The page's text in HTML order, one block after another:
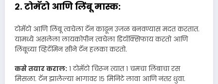
२. टोमॅटो आणि लिंबू मास्क:
टोमॅटो आणि लिंबू त्वचेला टॅन काढून उजळ बनवण्यास मदत करतात.
यामध्ये असलेला लायकोपीन त्वचेला डिटॉक्सिफाय करतो आणि
लिंबूच्या व्हिटॅमिन सीने टॅन हलका करतो.
कसे तयार कराल: १ टोमॅटो चिरून त्यात १ चमचा लिंबाचा रस
मिसळा. टॅन झालेल्या भागावर १५ मिनिटे लावा आणि नंतर धुवा.